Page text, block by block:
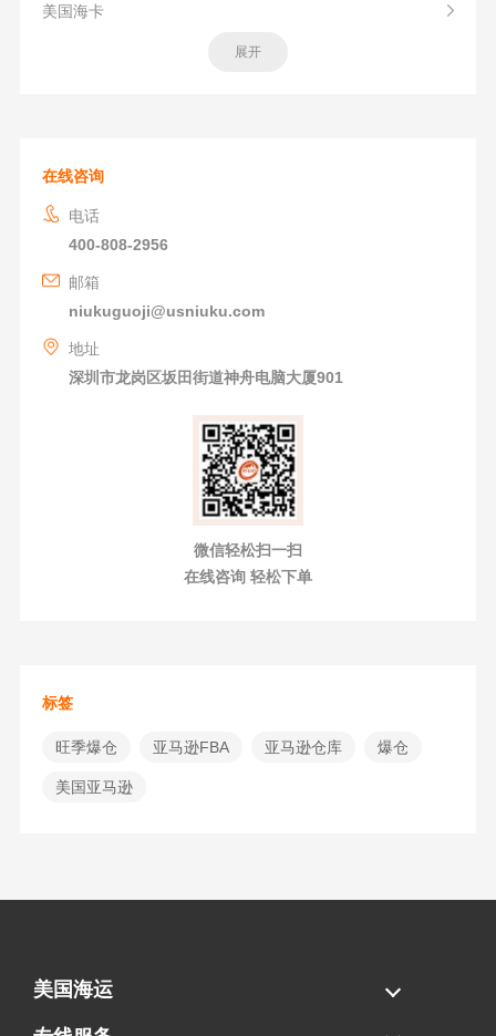
美国海卡
展开
在线咨询
电话
400-808-2956
邮箱
niukuguoji@usniuku.com
地址
深圳市龙岗区坂田街道神舟电脑大厦901
微信轻松扫一扫
在线咨询 轻松下单
标签
旺季爆仓 ​亚马逊FBA 亚马逊仓库 爆仓
美国亚马逊
美国海运
海运拼柜
海运整柜
美国海卡
加拿大海运